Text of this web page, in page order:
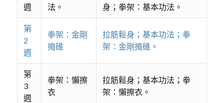
週
法。
身；拳架：基本功法。
第
2
週
拳架：金剛
搗碓
拉筋鬆身；基本功法；拳
架：金剛搗碓。
第
3
週
拳架：懶擦
衣
拉筋鬆身；基本功法；拳
架：懶擦衣。